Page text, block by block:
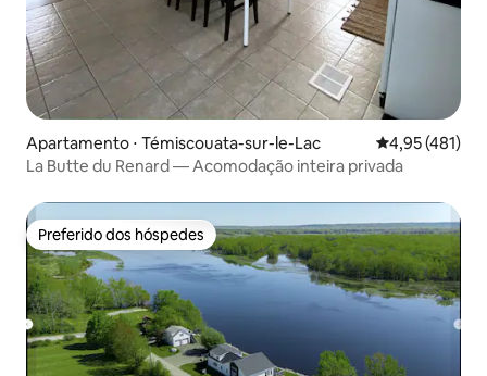
Apartamento ⋅ Témiscouata-sur-le-Lac 4,95 de uma
4,95 (481)
La Butte du Renard — Acomodação inteira privada
Preferido dos hóspedes
Preferido dos hóspedes